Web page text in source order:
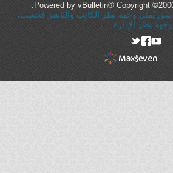
Powered by vBulletin® Copyright
يُمثل وجهة نظر الكاتب والناشر فحسب،
نظر الإدارة